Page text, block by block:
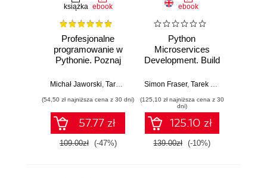
książka ebook
Profesjonalne
programowanie w
Pythonie. Poznaj
kodowania i
koncepcje
programowania.
Wydanie IV
Michał Jaworski Tarek Ziadé
(54,50 zł najniższa cena z 30 dni)
57.77 zł
109.00zł (-47%)
ebook
Python
Microservices
Development. Build
lightweight
using the Python
tooling ecosystem
- Second Edition
Simon Fraser, Tarek Ziadé
(125,10 zł najniższa cena z 30
dni)
125.10 zł
139.00zł (-10%)